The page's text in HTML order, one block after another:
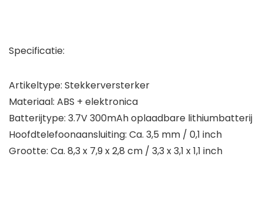
Specificatie:
Artikeltype: Stekkerversterker
Materiaal: ABS + elektronica
Batterijtype: 3.7V 300mAh oplaadbare lithiumbatterij
Hoofdtelefoonaansluiting: Ca. 3,5 mm / 0,1 inch
Grootte: Ca. 8,3 x 7,9 x 2,8 cm / 3,3 x 3,1 x 1,1 inch